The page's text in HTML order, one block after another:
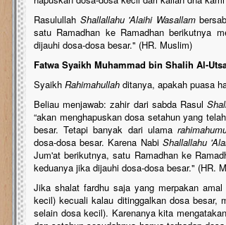
Rasulullah Shallallahu 'Alaihi Wasallam
satu Ramadhan ke Ramadhan berikutnya
dijauhi dosa-dosa besar." (HR. Muslim)
Fatwa Syaikh Muhammad bin Shalih Al-
Syaikh Rahimahullah ditanya, apakah puasa
Beliau menjawab: zahir dari sabda Rasul
“akan menghapuskan dosa setahun yang
besar. Tetapi banyak dari ulama
dosa-dosa besar. Karena Nabi Shallallahu
Jum'at berikutnya, satu Ramadhan ke
keduanya jika dijauhi dosa-dosa besar." (HR.
Jika shalat fardhu saja yang merpakan
kecil) kecuali kalau ditinggalkan dosa besar,
selain dosa kecil). Karenanya kita